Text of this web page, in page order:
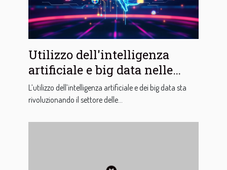
Utilizzo dell'intelligenza
artificiale e big data nelle
scommesse sportive
L’utilizzo dell’intelligenza artificiale e dei big data sta
rivoluzionando il settore delle...